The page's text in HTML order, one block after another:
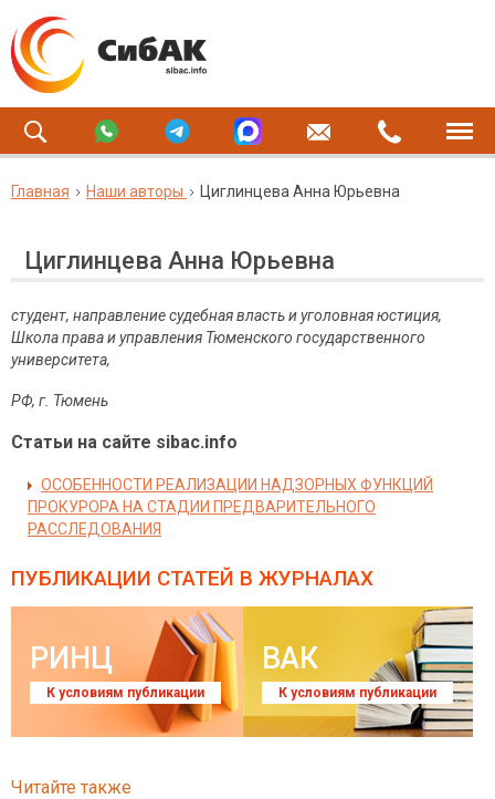
Главная Наши авторы Циглинцева Анна Юрьевна
Циглинцева Анна Юрьевна
студент, направление судебная власть и уголовная юстиция,
Школа права и управления Тюменского государственного
университета,
РФ, г. Тюмень
Статьи на сайте sibac.info
ОСОБЕННОСТИ РЕАЛИЗАЦИИ НАДЗОРНЫХ ФУНКЦИЙ
ПРОКУРОРА НА СТАДИИ ПРЕДВАРИТЕЛЬНОГО
РАССЛЕДОВАНИЯ
ПУБЛИКАЦИИ СТАТЕЙ В ЖУРНАЛАХ
РИНЦ
К условиям публикации
ВАК
К условиям публикации
Читайте также